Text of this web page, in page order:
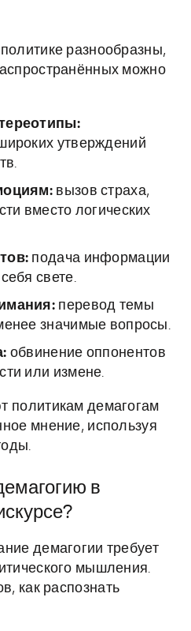
разнообразны,
можно
утверждений
вызов страха,
вместо логических
подача информации
свете.
перевод темы
значимые вопросы.
обвинение оппонентов
или измене.
политикам демагогам
мнение, используя
в
демагогии требует
мышления.
как распознать